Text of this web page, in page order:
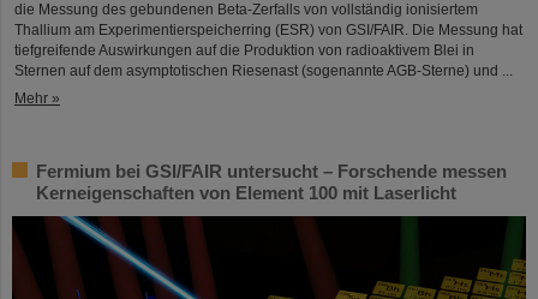
die Messung des gebundenen Beta-Zerfalls von vollständig ionisiertem
Thallium am Experimentierspeicherring (ESR) von GSI/FAIR. Die Messung hat
tiefgreifende Auswirkungen auf die Produktion von radioaktivem Blei in
Sternen auf dem asymptotischen Riesenast (sogenannte AGB-Sterne) und ...
Mehr »
Fermium bei GSI/FAIR untersucht – Forschende messen
Kerneigenschaften von Element 100 mit Laserlicht